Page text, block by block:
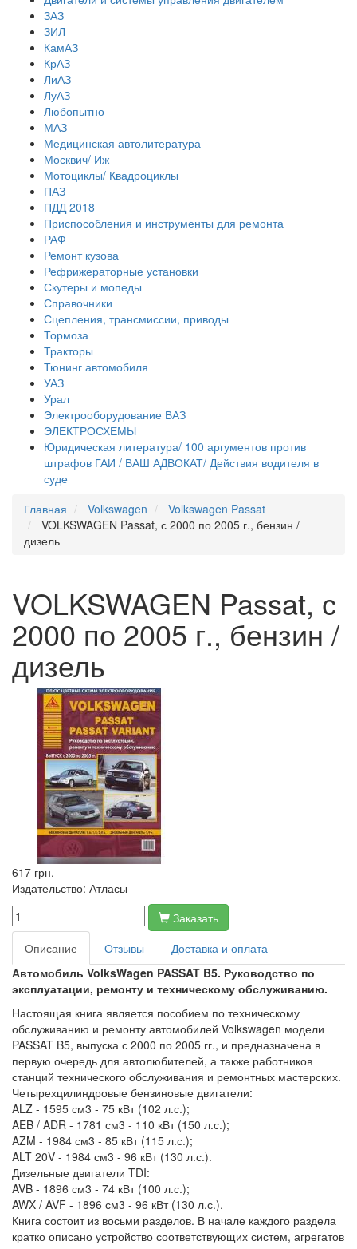
ЗАЗ
ЗИЛ
КамАЗ
КрАЗ
ЛиАЗ
ЛуАЗ
Любопытно
МАЗ
Медицинская автолитература
Москвич/ Иж
Мотоциклы/ Квадроциклы
ПАЗ
ПДД 2018
Приспособления и инструменты для ремонта
РАФ
Ремонт кузова
Рефрижераторные установки
Скутеры и мопеды
Справочники
Сцепления, трансмиссии, приводы
Тормоза
Тракторы
Тюнинг автомобиля
УАЗ
Урал
Электрооборудование ВАЗ
ЭЛЕКТРОСХЕМЫ
Юридическая литература/ 100 аргументов против
штрафов ГАИ / ВАШ АДВОКАТ/ Действия водителя в
суде
Главная
Volkswagen
Volkswagen Passat
VOLKSWAGEN Passat, с 2000 по 2005 г., бензин /
дизель
VOLKSWAGEN Passat, с
2000 по 2005 г., бензин /
дизель
617 грн.
Издательство: Атласы
Заказать
Описание
Отзывы
Доставка и оплата
Автомобиль VolksWagen PASSAT B5. Руководство по
эксплуатации, ремонту и техническому обслуживанию.
Настоящая книга является пособием по техническому
обслуживанию и ремонту автомобилей Volkswagen модели
PASSAT B5, выпуска с 2000 по 2005 гг., и предназначена в
первую очередь для автолюбителей, а также работников
станций технического обслуживания и ремонтных мастерских.
Четырехцилиндровые бензиновые двигатели:
ALZ - 1595 см3 - 75 кВт (102 л.с.);
AEB / ADR - 1781 см3 - 110 кВт (150 л.с.);
AZM - 1984 см3 - 85 кВт (115 л.с.);
ALT 20V - 1984 см3 - 96 кВт (130 л.с.).
Дизельные двигатели TDI:
AVB - 1896 см3 - 74 кВт (100 л.с.);
AWX / AVF - 1896 см3 - 96 кВт (130 л.с.).
Книга состоит из восьми разделов. В начале каждого раздела
кратко описано устройство соответствующих систем, агрегатов